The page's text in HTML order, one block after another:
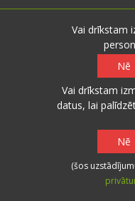
Vai drīkstam
Nē
Vai drīkstam
datus, lai
Nē
(šos